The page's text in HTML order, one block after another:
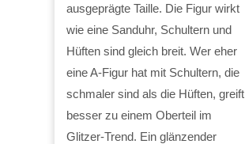
ausgeprägte Taille. Die Figur wirkt
wie eine Sanduhr, Schultern und
Hüften sind gleich breit. Wer eher
eine A-Figur hat mit Schultern, die
schmaler sind als die Hüften, greift
besser zu einem Oberteil im
Glitzer-Trend. Ein glänzender